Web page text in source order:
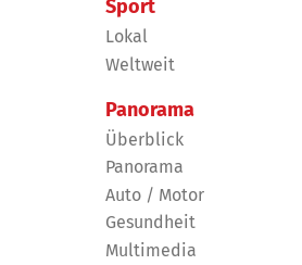
Sport
Lokal
Weltweit
Panorama
Überblick
Panorama
Auto / Motor
Gesundheit
Multimedia